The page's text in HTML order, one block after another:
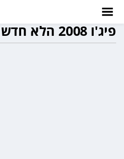
פיג'ו 2008 הלא חדש